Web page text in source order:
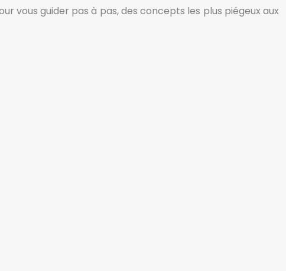
vous guider pas à pas, des concepts les plus piégeux aux